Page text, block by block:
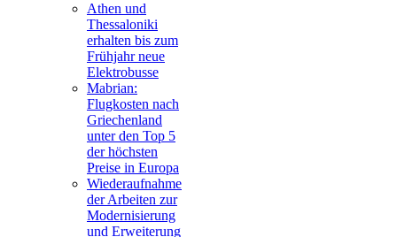
Athen und
Thessaloniki
erhalten bis zum
Frühjahr neue
Elektrobusse
Mabrian:
Flugkosten nach
Griechenland
unter den Top 5
der höchsten
Preise in Europa
Wiederaufnahme
der Arbeiten zur
Modernisierung
und Erweiterung